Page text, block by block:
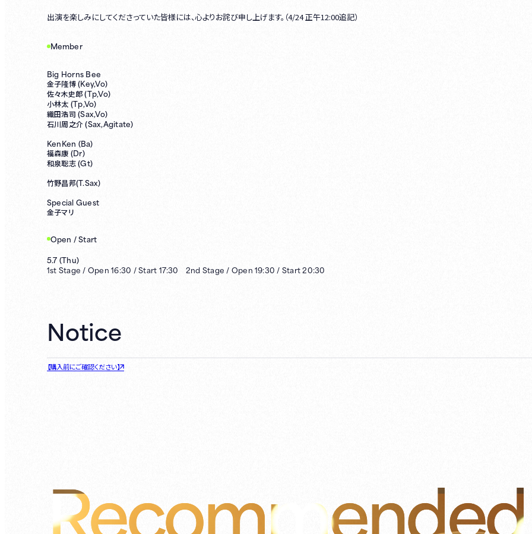
出演を楽しみにしてくださっていた皆様には、心よりお詫び申し上げます。（4/24 正午12:00追記）
Member
Big Horns Bee
金子隆博 (Key,Vo)
佐々木史郎 (Tp,Vo)
小林太 (Tp,Vo)
織田浩司 (Sax,Vo)
石川周之介 (Sax,Agitate)
KenKen (Ba)
福森康 (Dr)
和泉聡志 (Gt)
竹野昌邦(T.Sax)
Special Guest
金子マリ
Open / Start
5.7 (Thu)
1st Stage / Open16:30 /Start 17:30 2nd Stage / Open 19:30 / Start20:30
Notice
【購入前にご確認ください】
Recommended